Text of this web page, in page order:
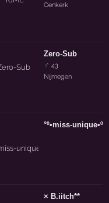
Oenkerk
Zero-Sub
♂ 43
Nijmegen
°º•miss-unique•º°
× B.iitch**